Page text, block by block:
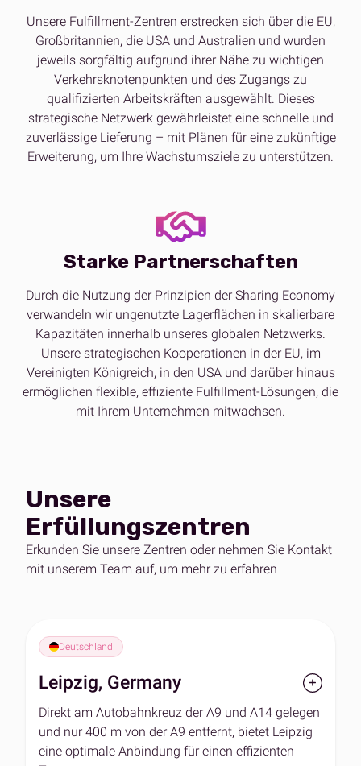
Unsere Fulfillment-Zentren erstrecken sich über die EU,
Großbritannien, die USA und Australien und wurden
jeweils sorgfältig aufgrund ihrer Nähe zu wichtigen
Verkehrsknotenpunkten und des Zugangs zu
qualifizierten Arbeitskräften ausgewählt. Dieses
strategische Netzwerk gewährleistet eine schnelle und
zuverlässige Lieferung – mit Plänen für eine zukünftige
Erweiterung, um Ihre Wachstumsziele zu unterstützen.
Starke Partnerschaften
Durch die Nutzung der Prinzipien der Sharing Economy
verwandeln wir ungenutzte Lagerflächen in skalierbare
Kapazitäten innerhalb unseres globalen Netzwerks.
Unsere strategischen Kooperationen in der EU, im
Vereinigten Königreich, in den USA und darüber hinaus
ermöglichen flexible, effiziente Fulfillment-Lösungen, die
mit Ihrem Unternehmen mitwachsen.
Unsere
Erfüllungszentren
Erkunden Sie unsere Zentren oder nehmen Sie Kontakt
mit unserem Team auf, um mehr zu erfahren
Deutschland
Leipzig, Germany
Direkt am Autobahnkreuz der A9 und A14 gelegen
und nur 400 m von der A9 entfernt, bietet Leipzig
eine optimale Anbindung für einen effizienten